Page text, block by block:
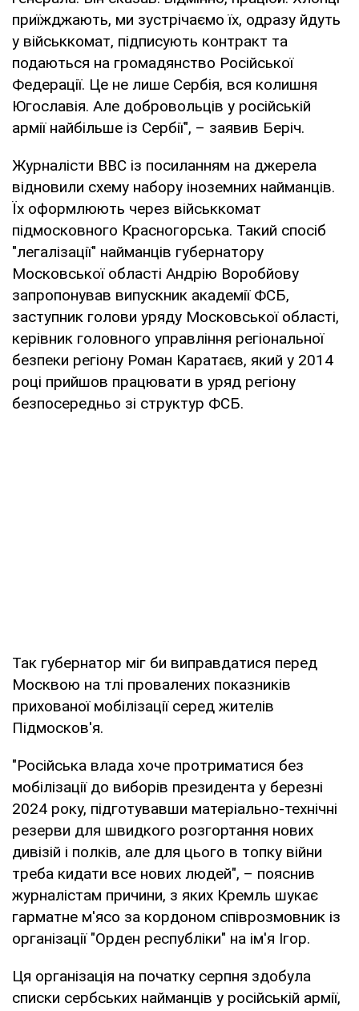
приїжджають, ми зустрічаємо їх, одразу йдуть
у військкомат, підписують контракт та
подаються на громадянство Російської
Федерації. Це не лише Сербія, вся колишня
Югославія. Але добровольців у російській
армії найбільше із Сербії", – заявив Беріч.
Журналісти ВВС із посиланням на джерела
відновили схему набору іноземних найманців.
Їх оформлюють через військкомат
підмосковного Красногорська. Такий спосіб
"легалізації" найманців губернатору
Московської області Андрію Воробйову
запропонував випускник академії ФСБ,
заступник голови уряду Московської області,
керівник головного управління регіональної
безпеки регіону Роман Каратаєв, який у 2014
році прийшов працювати в уряд регіону
безпосередньо зі структур ФСБ.
Так губернатор міг би виправдатися перед
Москвою на тлі провалених показників
прихованої мобілізації серед жителів
Підмосков'я.
"Російська влада хоче протриматися без
мобілізації до виборів президента у березні
2024 року, підготувавши матеріально-технічні
резерви для швидкого розгортання нових
дивізій і полків, але для цього в топку війни
треба кидати все нових людей", – пояснив
журналістам причини, з яких Кремль шукає
гарматне м'ясо за кордоном співрозмовник із
організації "Орден республіки" на ім'я Ігор.
Ця організація на початку серпня здобула
списки сербських найманців у російській армії,